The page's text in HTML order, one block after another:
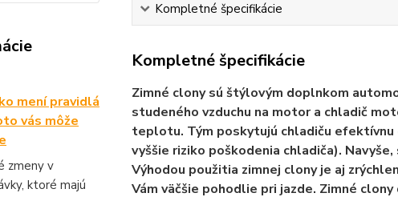
mení pravidlá
vás môže
zmeny v
ktoré majú
Kompletné špecifikácie
Kompletné špecifikácie
Zimné clony sú štýlovým doplnkom
studeného vzduchu na motor a chladič
teplotu. Tým poskytujú chladiču efektívnu
vyššie riziko poškodenia chladiča).
Výhodou použitia zimnej clony je aj
Vám väčšie pohodlie pri jazde. Zimné